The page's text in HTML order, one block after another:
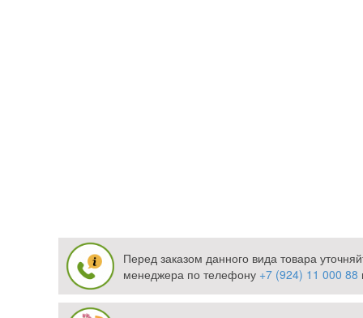
Перед заказом данного вида товара
менеджера по телефону +7 (924) 11 000 88